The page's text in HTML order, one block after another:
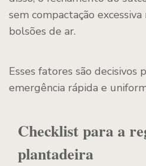
sem compactação
bolsões de ar.
Esses fatores são decisivos
emergência rápida e
Checklist para a
plantadeira